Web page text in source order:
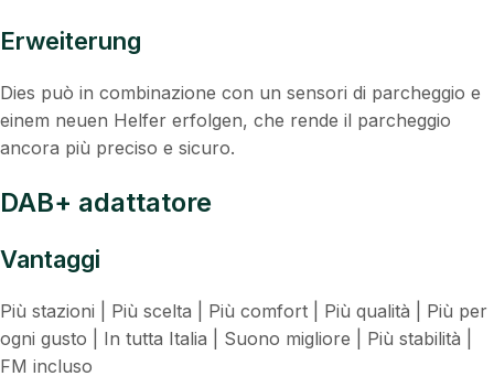
Erweiterung
Dies può in combinazione con un sensori di parcheggio e
einem neuen Helfer erfolgen, che rende il parcheggio
ancora più preciso e sicuro.
DAB+ adattatore
Vantaggi
Più stazioni | Più scelta | Più comfort | Più qualità | Più per
ogni gusto | In tutta Italia | Suono migliore | Più stabilità |
FM incluso